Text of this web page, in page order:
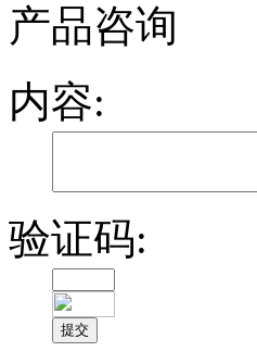
产品咨询
内容:
验证码: